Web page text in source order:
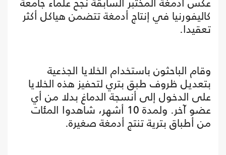
كاليفورنيا في إنتاج أدمغة تتضمن هياكل أكثر
تعقيدا.
وقام الباحثون باستخدام الخلايا الجذعية
بتعديل ظروف طبق بتري لتحفيز هذه الخلايا
على الدخول إلى أنسجة الدماغ بدلا من أي
عضو آخر. ولمدة 10 أشهر، شاهدوا المئات
من أطباق بترية تنتج أدمغة صغيرة.